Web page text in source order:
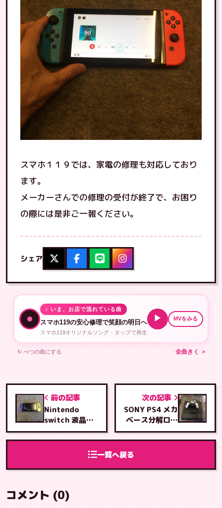
スマホ１１９では、家電の修理も対応しており
ます。
メーカーさんでの修理の受付が終了で、お困り
の際には是非ご一報ください。
シェア
♪ いま、お店で流れている曲
スマホ119の安心修理で笑顔の明日へ
スマホ119オリジナルソング・タップで再生
▶ MVをみる
↻ べつの曲にする 全曲きく ＞
前の記事
Nintendo
switch 液晶交
換修理
一覧へ戻る
次の記事
SONY PS4 メカ
ベース分解ロー
ラー調整クリー
ニング修理
コメント (0)